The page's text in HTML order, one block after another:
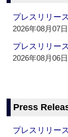
プレスリリー
2026年08月07
プレスリリー
2026年08月06
Press
プレスリリー